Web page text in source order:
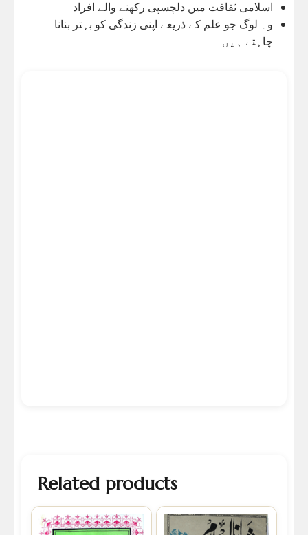
اسلامی ثقافت میں دلچسپی رکھنے والے افراد
وہ لوگ جو علم کے ذریعے اپنی زندگی کو بہتر بنانا
چاہتے ہیں
Related products